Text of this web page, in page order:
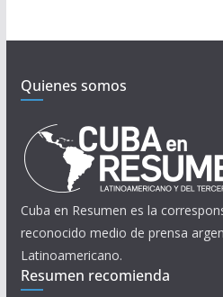
Quienes somos
Cuba en Resumen es la
reconocido medio de prensa
Latinoamericano.
Resumen recomienda